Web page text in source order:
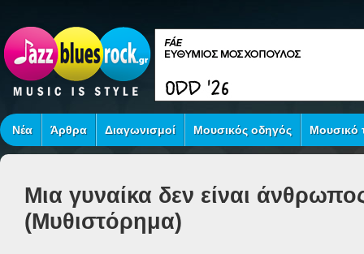
Νέα Άρθρα Διαγωνισμοί Μουσικός οδηγός Μουσικό
Μια γυναίκα δεν είναι
(Μυθιστόρημα)